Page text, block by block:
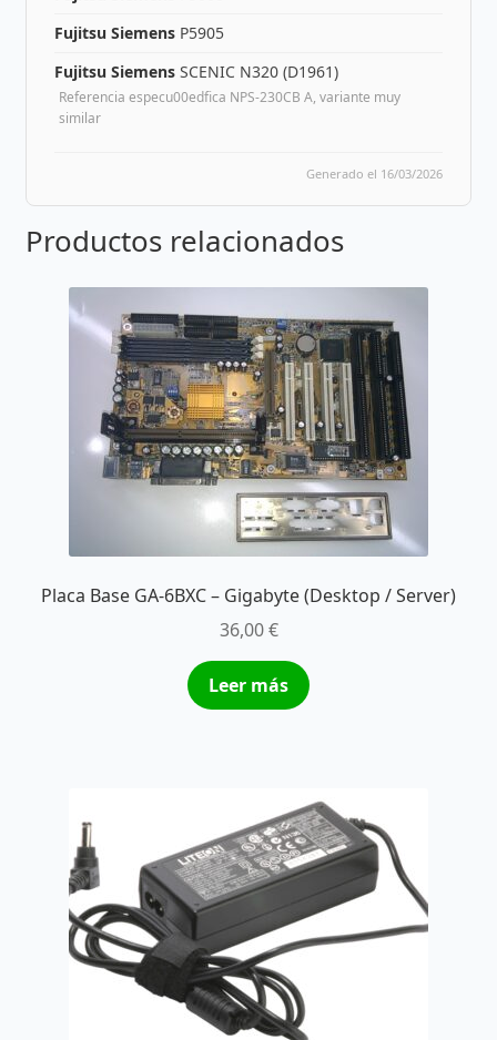
Fujitsu Siemens P5905
Fujitsu Siemens SCENIC N320 (D1961)
Referencia especu00edfica NPS-230CB A, variante muy
similar
Generado el 16/03/2026
Productos relacionados
Placa Base GA-6BXC – Gigabyte (Desktop / Server)
36,00€
Leer más